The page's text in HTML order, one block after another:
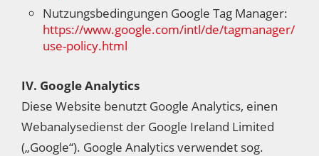
Nutzungsbedingungen Google Tag Manager:
https://www.google.com/intl/de/tagmanager/
use-policy.html
IV. Google Analytics
Diese Website benutzt Google Analytics, einen
Webanalysedienst der Google Ireland Limited
(„Google“). Google Analytics verwendet sog.